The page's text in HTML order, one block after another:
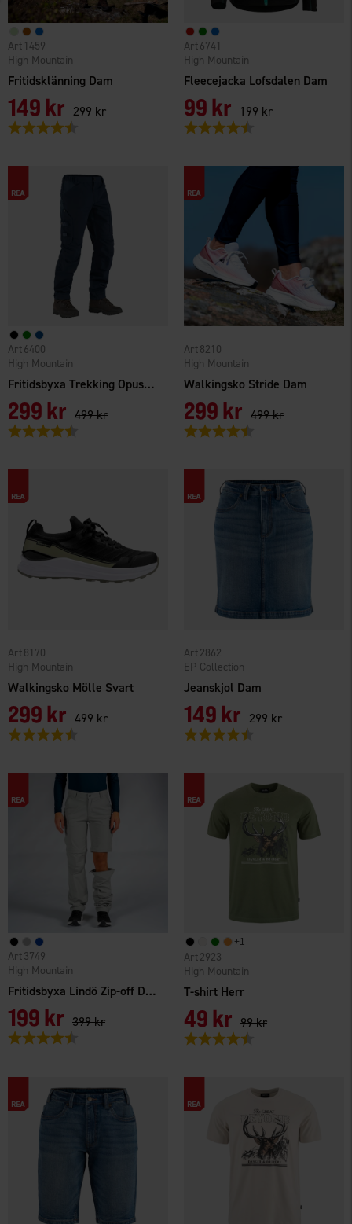
Fritidsklänning Dam
High Mountain
1459
149 kr 299 kr
Betyg:
Fleecejacka Lofsdalen Dam
High Mountain
6741
99 kr 199 kr
Betyg:
Fritidsbyxa Trekking Opus TC/4W Herr
High Mountain
6400
299 kr 499 kr
Betyg:
Walkingsko Stride Dam
High Mountain
8210
299 kr 499 kr
Betyg:
Walkingsko Mölle Svart
High Mountain
8170
299 kr 499 kr
Betyg:
Jeanskjol Dam
EP-Collection
2862
149 kr 299 kr
Betyg:
Fritidsbyxa Lindö Zip-off Dam
High Mountain
3749
199 kr 399 kr
Betyg:
+1
T-shirt Herr
High Mountain
2923
49 kr 99 kr
Betyg: